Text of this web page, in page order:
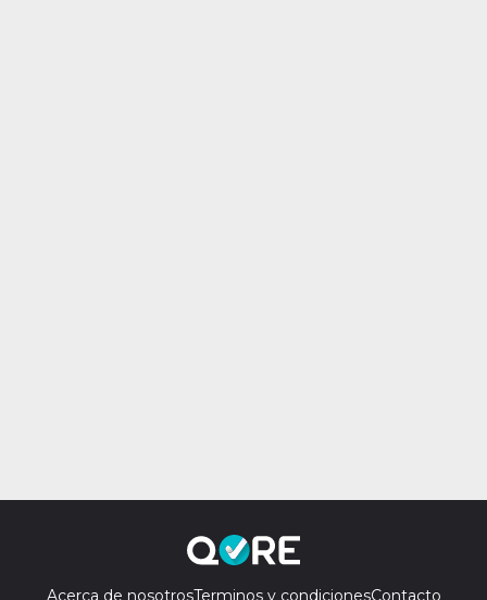
Acerca de nosotrosTerminos y condicionesContacto